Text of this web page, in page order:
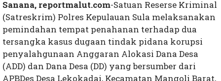
Sanana, reportmalut.com-Satuan Reserse Kriminal
(Satreskrim) Polres Kepulauan Sula melaksanakan
pemindahan tempat penahanan terhadap dua
tersangka kasus dugaan tindak pidana korupsi
penyalahgunaan Anggaran Alokasi Dana Desa
(ADD) dan Dana Desa (DD) yang bersumber dari
APBDes Desa Lekokadai, Kecamatan Mangoli Barat,